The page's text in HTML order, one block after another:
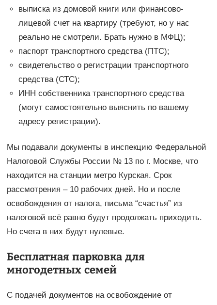
выписка из домовой книги или финансово-
лицевой счет на квартиру (требуют, но у нас
реально не смотрели. Брать нужно в МФЦ);
паспорт транспортного средства (ПТС);
свидетельство о регистрации транспортного
средства (СТС);
ИНН собственника транспортного средства
(могут самостоятельно выяснить по вашему
адресу регистрации).
Мы подавали документы в инспекцию Федеральной
Налоговой Службы России № 13 по г. Москве, что
находится на станции метро Курская. Срок
рассмотрения – 10 рабочих дней. Но и после
освобождения от налога, письма “счастья” из
налоговой всё равно будут продолжать приходить.
Но счета в них будут нулевые.
Бесплатная парковка для
многодетных семей
С подачей документов на освобождение от